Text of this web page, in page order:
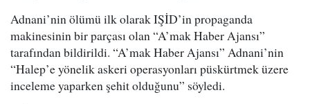
Adnani’nin ölümü ilk olarak IŞİD’in propaganda
makinesinin bir parçası olan “A’mak Haber Ajansı”
tarafından bildirildi. “A’mak Haber Ajansı” Adnani’nin
“Halep’e yönelik askeri operasyonları püskürtmek üzere
inceleme yaparken şehit olduğunu” söyledi.